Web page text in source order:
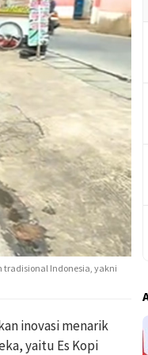
tradisional Indonesia, yakni
inovasi menarik
yaitu Es Kopi